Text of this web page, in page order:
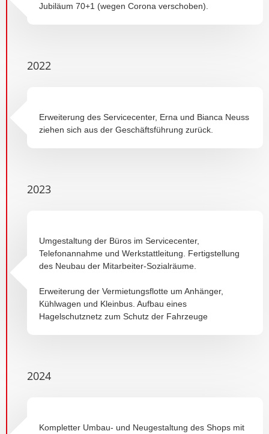
Jubiläum 70+1 (wegen Corona verschoben).
Erweiterung des Servicecenter, Erna und Bianca Neuss
ziehen sich aus der Geschäftsführung zurück.
2022
Umgestaltung der Büros im Servicecenter,
Telefonannahme und Werkstattleitung. Fertigstellung
des Neubau der Mitarbeiter-Sozialräume.
Erweiterung der Vermietungsflotte um Anhänger,
Kühlwagen und Kleinbus. Aufbau eines
Hagelschutznetz zum Schutz der Fahrzeuge
2023
Kompletter Umbau- und Neugestaltung des Shops mit
2024